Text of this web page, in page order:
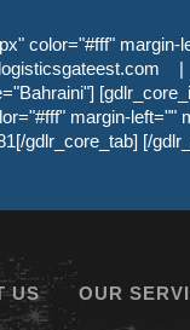
color="#fff"
|
margin-left=""
gdlr_core_tab] [/
US OUR